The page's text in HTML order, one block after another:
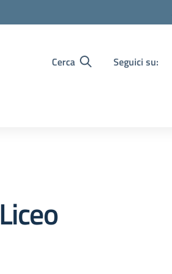
Cerca Seguici su: